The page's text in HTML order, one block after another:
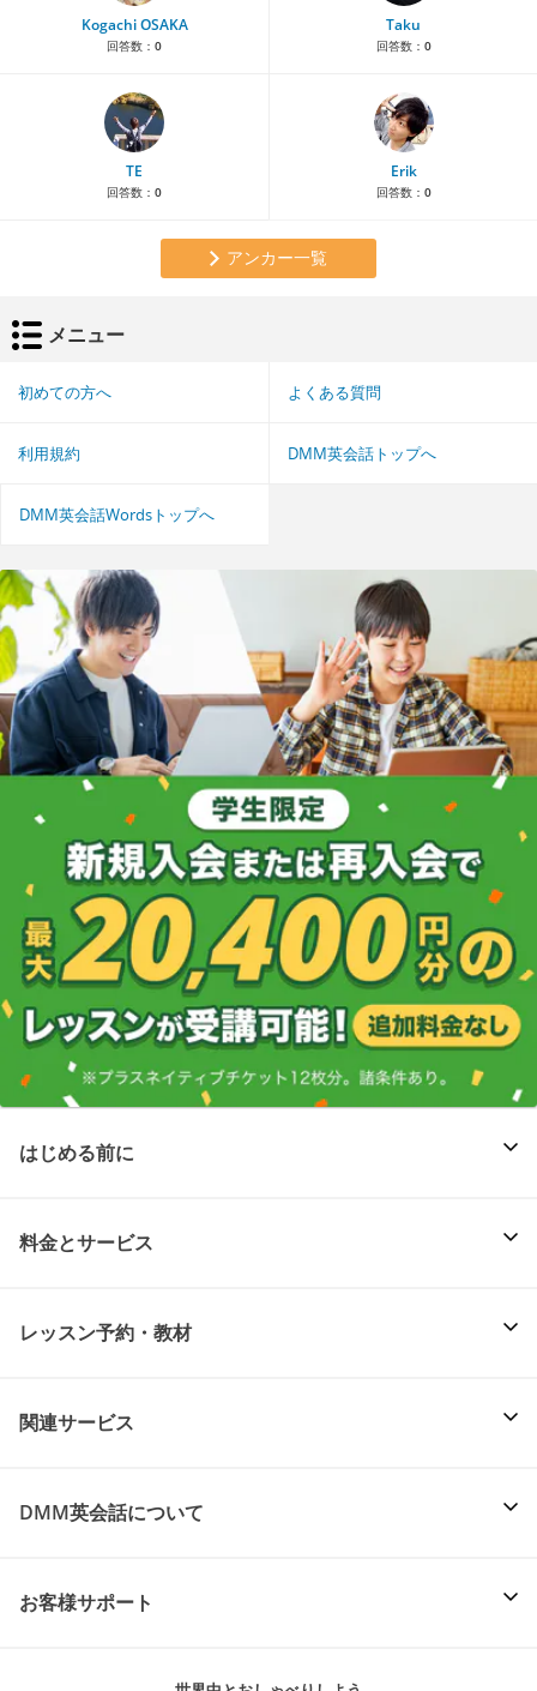
Kogachi OSAKA
回答数： 0
Taku
回答数： 0
TE
回答数： 0
Erik
回答数： 0
アンカー一覧
メニュー
初めての方へ よくある質問
利用規約 DMM英会話トップへ
DMM英会話Wordsトップへ
はじめる前に
料金とサービス
レッスン予約・教材
関連サービス
DMM英会話について
お客様サポート